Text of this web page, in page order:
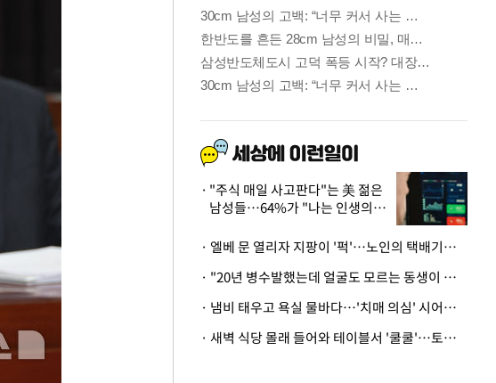
"주식 매일 사고판다"는 美 젊은
남성들…64%가 "나는 인생의
· 엘베 문 열리자 지팡이 '퍽'…노인의 택배기사 폭행 이유
· "20년 병수발했는데 얼굴도 모르는 동생이 유산 절반을"…배다른 형제 상속권 있을까
· 냄비 태우고 욕실 물바다…'치매 의심' 시어머니 검사 권유했다가 '날벼락'
· 새벽 식당 몰래 들어와 테이블서 '쿨쿨'…토사물 남기고 사라진 남성